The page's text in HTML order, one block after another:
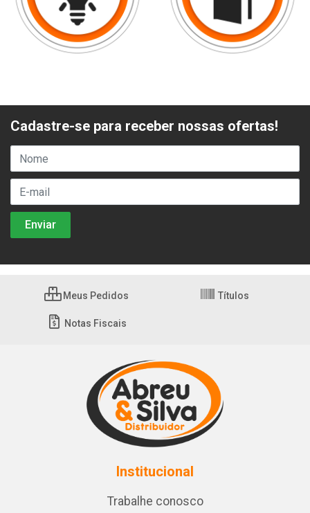
Cadastre-se para receber nossas ofertas!
Meus Pedidos Títulos
Notas Fiscais
Institucional
Trabalhe conosco